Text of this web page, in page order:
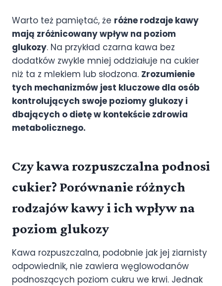
Warto też pamiętać, że różne rodzaje kawy
mają zróżnicowany wpływ na poziom
glukozy. Na przykład czarna kawa bez
dodatków zwykle mniej oddziałuje na cukier
niż ta z mlekiem lub słodzona. Zrozumienie
tych mechanizmów jest kluczowe dla osób
kontrolujących swoje poziomy glukozy i
dbających o dietę w kontekście zdrowia
metabolicznego.
Czy kawa rozpuszczalna podnosi
cukier? Porównanie różnych
rodzajów kawy i ich wpływ na
poziom glukozy
Kawa rozpuszczalna, podobnie jak jej ziarnisty
odpowiednik, nie zawiera węglowodanów
podnoszących poziom cukru we krwi. Jednak